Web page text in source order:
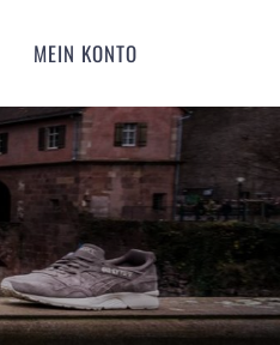
MEIN KONTO